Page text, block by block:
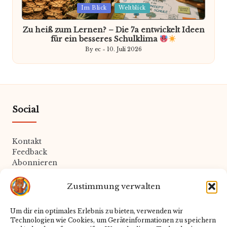
Zustimmung verwalten
Um dir ein optimales Erlebnis zu bieten, verwenden wir
Technologien wie Cookies, um Geräteinformationen zu speichern
Posted
in
Im Blick Weltblick
Zu heiß zum Lernen? – Die 7a entwickelt Ideen
für ein besseres Schulklima
Posted
by
By ec 10. Juli 2026
Social
Kontakt
Feedback
Abonnieren
Rechtliches
Datenschutz